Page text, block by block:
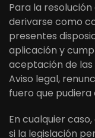
Para la
derivarse como
presentes
aplicación y
aceptación de
Aviso legal,
fuero que
En cualquier
si la legislación